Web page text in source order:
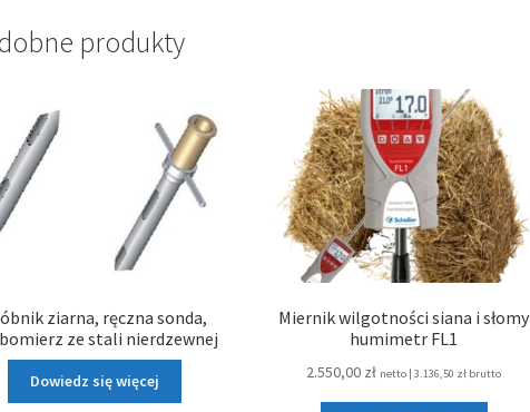
produkty
ziarna, ręczna sonda,
ze stali nierdzewnej
Dowiedz się więcej
Miernik wilgotności siana i słomy
humimetr FL1
2.550,00 zł netto |3.136,50 zł brutto